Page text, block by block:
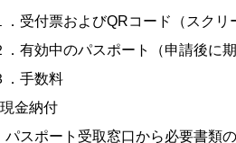
受付票およびQRコード（スクリ
有効中のパスポート（申請後に期
手数料
金納付
ポート受取窓口から必要書類の